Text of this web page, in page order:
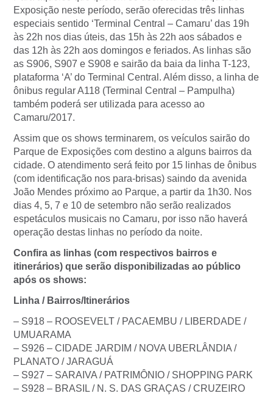
Exposição neste período, serão oferecidas três linhas
especiais sentido ‘Terminal Central – Camaru’ das 19h
às 22h nos dias úteis, das 15h às 22h aos sábados e
das 12h às 22h aos domingos e feriados. As linhas são
as S906, S907 e S908 e sairão da baia da linha T-123,
plataforma ‘A’ do Terminal Central. Além disso, a linha de
ônibus regular A118 (Terminal Central – Pampulha)
também poderá ser utilizada para acesso ao
Camaru/2017.
Assim que os shows terminarem, os veículos sairão do
Parque de Exposições com destino a alguns bairros da
cidade. O atendimento será feito por 15 linhas de ônibus
(com identificação nos para-brisas) saindo da avenida
João Mendes próximo ao Parque, a partir da 1h30. Nos
dias 4, 5, 7 e 10 de setembro não serão realizados
espetáculos musicais no Camaru, por isso não haverá
operação destas linhas no período da noite.
Confira as linhas (com respectivos bairros e
itinerários) que serão disponibilizadas ao público
após os shows:
Linha / Bairros/Itinerários
– S918 – ROOSEVELT / PACAEMBU / LIBERDADE /
UMUARAMA
– S926 – CIDADE JARDIM / NOVA UBERLÂNDIA /
PLANATO / JARAGUÁ
– S927 – SARAIVA / PATRIMÔNIO / SHOPPING PARK
– S928 – BRASIL / N. S. DAS GRAÇAS / CRUZEIRO